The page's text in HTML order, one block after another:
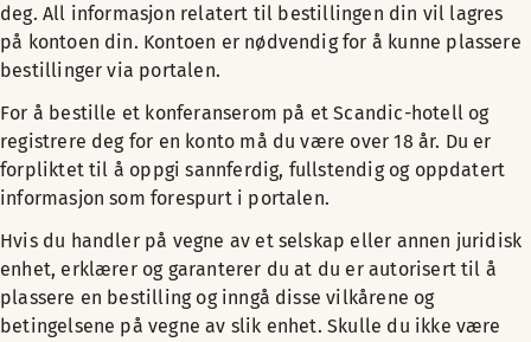
deg. All informasjon relatert til bestillingen din vil lagres
på kontoen din. Kontoen er nødvendig for å kunne plassere
bestillinger via portalen.
For å bestille et konferanserom på et Scandic-hotell og
registrere deg for en konto må du være over 18 år. Du er
forpliktet til å oppgi sannferdig, fullstendig og oppdatert
informasjon som forespurt i portalen.
Hvis du handler på vegne av et selskap eller annen juridisk
enhet, erklærer og garanterer du at du er autorisert til å
plassere en bestilling og inngå disse vilkårene og
betingelsene på vegne av slik enhet. Skulle du ikke være